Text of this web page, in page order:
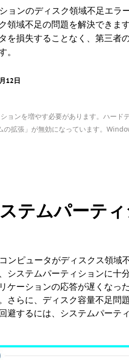
ョンのディスク領域不足エラ
領域不足の問題を解決できま
を損失することなく、第三者
。
12日
ョンを増やす必要があります。ハード
の拡張」が無効になっています。
テムパーテ
ンピュータがディスクス領域
システムパーティションに十
ケーションの応答が遅くなっ
さらに、ディスク容量不足問
避するには、システムパーテ